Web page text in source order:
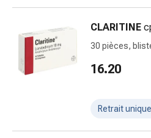
Mal
gorge
Grippe
refroidissement
Inhalateurs
CLARITINE
30 pièces,
16.20
Retrait